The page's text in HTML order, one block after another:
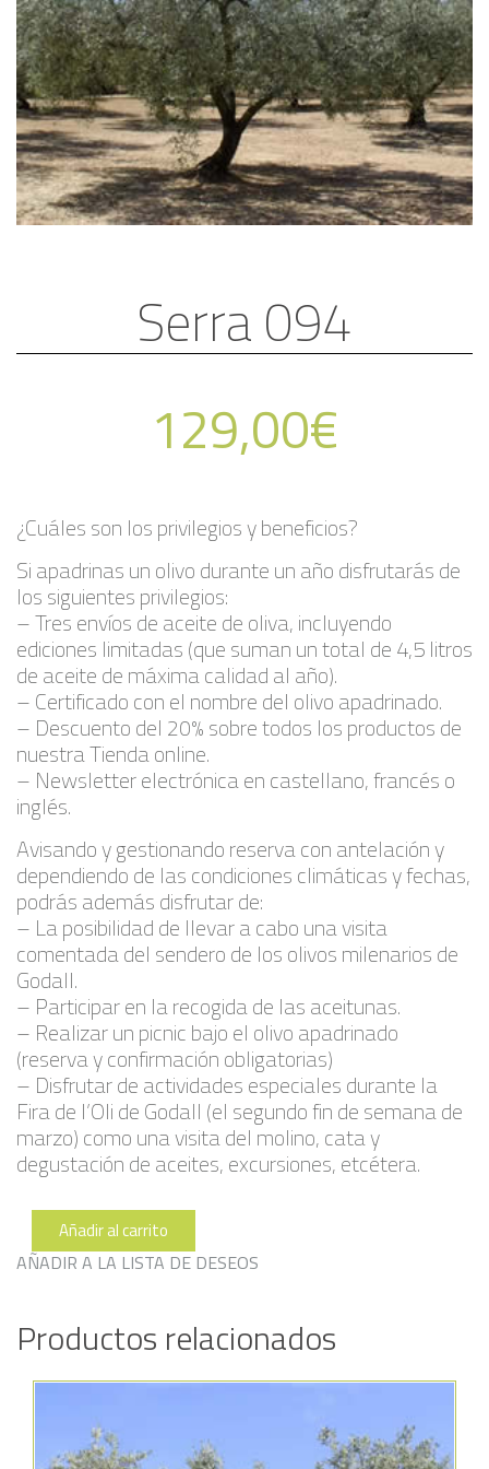
Serra 094
129,00€
¿Cuáles son los privilegios y beneficios?
Si apadrinas un olivo durante un año disfrutarás de
los siguientes privilegios:
– Tres envíos de aceite de oliva, incluyendo
ediciones limitadas (que suman un total de 4,5 litros
de aceite de máxima calidad al año).
– Certificado con el nombre del olivo apadrinado.
– Descuento del 20% sobre todos los productos de
nuestra Tienda online.
– Newsletter electrónica en castellano, francés o
inglés.
Avisando y gestionando reserva con antelación y
dependiendo de las condiciones climáticas y fechas,
podrás además disfrutar de:
– La posibilidad de llevar a cabo una visita
comentada del sendero de los olivos milenarios de
Godall.
– Participar en la recogida de las aceitunas.
– Realizar un picnic bajo el olivo apadrinado
(reserva y confirmación obligatorias)
– Disfrutar de actividades especiales durante la
Fira de l’Oli de Godall (el segundo fin de semana de
marzo) como una visita del molino, cata y
degustación de aceites, excursiones, etcétera.
094
Añadir al carrito
AÑADIR A LA LISTA DE DESEOS
Productos relacionados